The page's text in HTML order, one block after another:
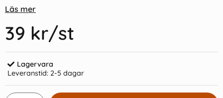
Läs mer
39 kr/st
Lagervara
Leveranstid: 2-5 dagar